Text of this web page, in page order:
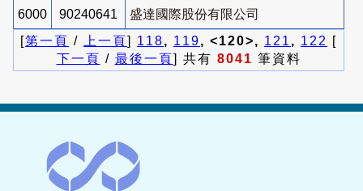
6000 90240641
盛達國際股份有限公司
[第一頁 / 上一頁] 118, 119, <120>, 121 , 122
[
下一頁 / 最後一頁] 共有 8041 筆資料